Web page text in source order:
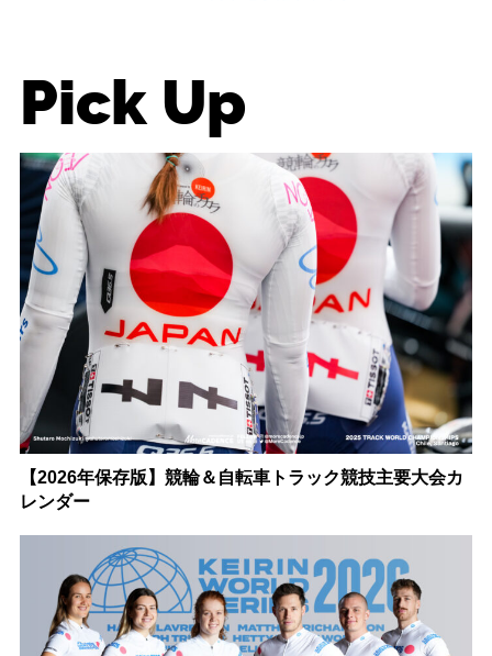
Pick Up
【2026年保存版】競輪＆自転車トラック競技主要大会カ
レンダー